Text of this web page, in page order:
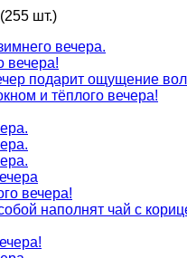
(255 шт.)